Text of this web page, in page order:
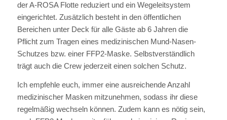
der A-ROSA Flotte reduziert und ein Wegeleitsystem
eingerichtet. Zusätzlich besteht in den öffentlichen
Bereichen unter Deck für alle Gäste ab 6 Jahren die
Pflicht zum Tragen eines medizinischen Mund-Nasen-
Schutzes bzw. einer FFP2-Maske. Selbstverständlich
trägt auch die Crew jederzeit einen solchen Schutz.
Ich empfehle euch, immer eine ausreichende Anzahl
medizinischer Masken mitzunehmen, sodass ihr diese
regelmäßig wechseln können. Zudem kann es nötig sein,